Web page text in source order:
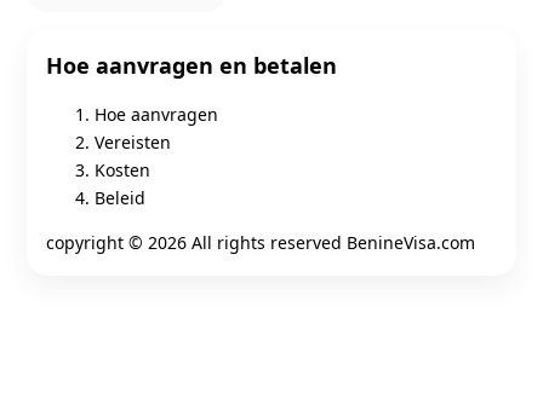
Hoe aanvragen en betalen
Hoe aanvragen
Vereisten
Kosten
Beleid
copyright © 2026 All rights reserved BenineVisa.com